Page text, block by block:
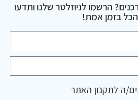
הרשמו לניוזלטר שלנו ותדעו
הכל בזמן אמת!
ה לתקנון האתר